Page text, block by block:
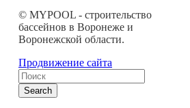
© MYPOOL - строительство
бассейнов в Воронеже и
Воронежской области.
Продвижение сайта
Search